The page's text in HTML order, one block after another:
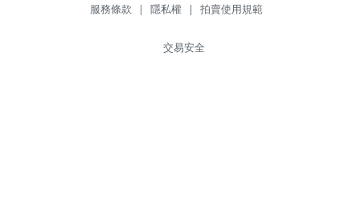
服務條款 | 隱私權 | 拍賣使用規範
交易安全